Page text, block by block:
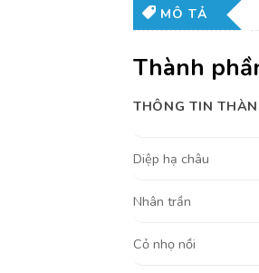
MÔ TẢ
Thành
THÔNG TIN
Diệp hạ châu
Nhân trần
Cỏ nhọ nồi